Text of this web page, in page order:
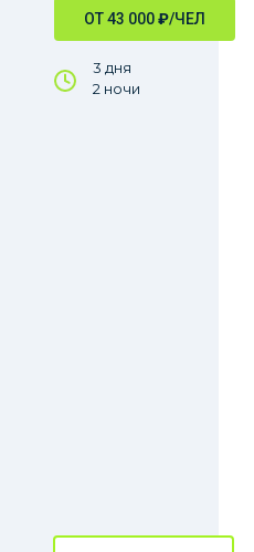
ОТ 43 000₽/ЧЕЛ
3 дня
2 ночи